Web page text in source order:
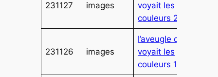
231127 images
voyait les
couleurs 2
231126 images
l’aveugle qui
voyait les
couleurs 1